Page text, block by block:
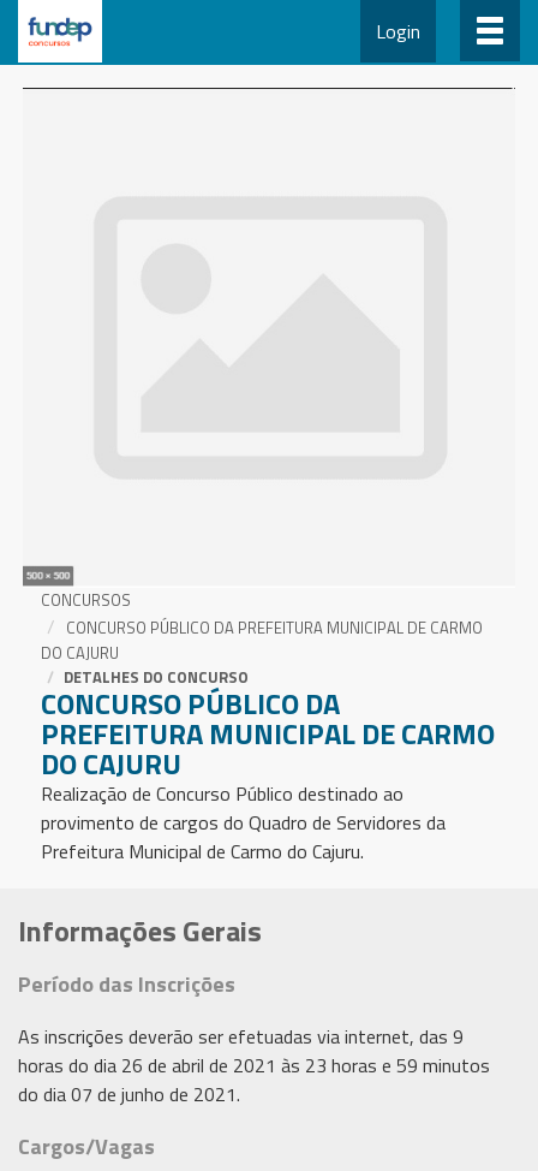
Login
CONCURSOS
CONCURSO PÚBLICO DA PREFEITURA MUNICIPAL DE CARMO
DO CAJURU
DETALHES DO CONCURSO
CONCURSO PÚBLICO DA
PREFEITURA MUNICIPAL DE CARMO
DO CAJURU
Realização de Concurso Público destinado ao
provimento de cargos do Quadro de Servidores da
Prefeitura Municipal de Carmo do Cajuru.
Informações Gerais
Período das Inscrições
As inscrições deverão ser efetuadas via internet, das 9
horas do dia 26 de abril de 2021 às 23 horas e 59 minutos
do dia 07 de junho de 2021.
Cargos/Vagas